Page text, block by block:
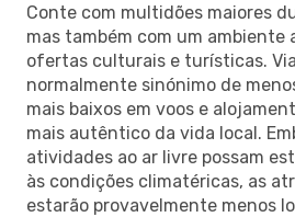
Conte com multidões maiores
mas também com um ambiente
ofertas culturais e turísticas.
normalmente sinónimo de
mais baixos em voos e
mais autêntico da vida local.
atividades ao ar livre possam
às condições climatéricas, as
estarão provavelmente menos